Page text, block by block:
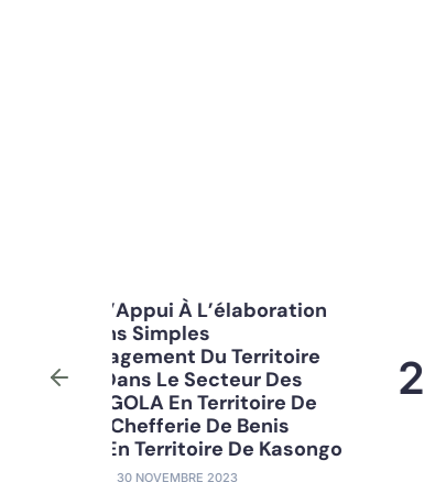
2
PROJET
Projet D’Appui À La
Sécurisation Des Droits
Forestiers Et Fonciers
BY ADMIN 30 NOVEMBRE 2023